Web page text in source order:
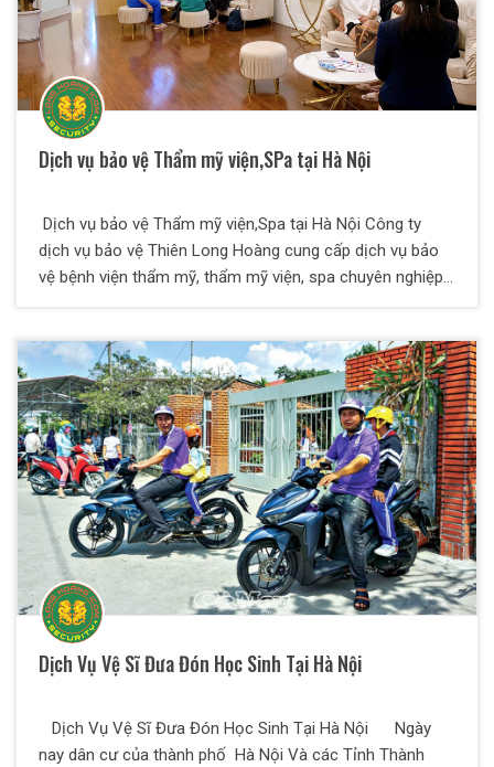
mà không có thời gian quan tâm quán xuyến gì con cái.
Không có nhiều thời gian để đưa đón con em mình đi
học. Đôi khi phải nghỉ làm hoặc phó thác vào người giúp
việc tuyển ở trung tâm giới thiệu việc làm hoặc nhờ xe hơi
hay xe taxi, xe ôm…. Trong khi những người này hiệu họ là
người đủ năng lực hành vi, bảo đảm an toàn cho chính
mình ? Liệu rằng việc giao con cho họ liệu có an toàn ?
Dịch vụ bảo vệ Thẩm mỹ viện,SPa tại Hà Nội
Dịch vụ bảo vệ Thẩm mỹ viện,Spa tại Hà Nội Công ty
dịch vụ bảo vệ Thiên Long Hoàng cung cấp dịch vụ bảo
vệ bệnh viện thẩm mỹ, thẩm mỹ viện, spa chuyên nghiệp.
Dịch Vụ Vệ Sĩ Đưa Đón Học Sinh Tại Hà Nội
Dịch Vụ Vệ Sĩ Đưa Đón Học Sinh Tại Hà Nội Ngày
nay dân cư của thành phố Hà Nội Và các Tỉnh Thành